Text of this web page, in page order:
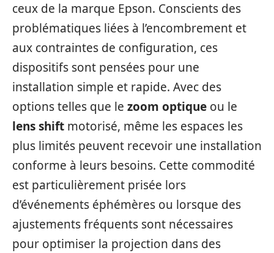
ceux de la marque Epson. Conscients des
problématiques liées à l’encombrement et
aux contraintes de configuration, ces
dispositifs sont pensées pour une
installation simple et rapide. Avec des
options telles que le zoom optique ou le
lens shift motorisé, même les espaces les
plus limités peuvent recevoir une installation
conforme à leurs besoins. Cette commodité
est particulièrement prisée lors
d’événements éphémères ou lorsque des
ajustements fréquents sont nécessaires
pour optimiser la projection dans des